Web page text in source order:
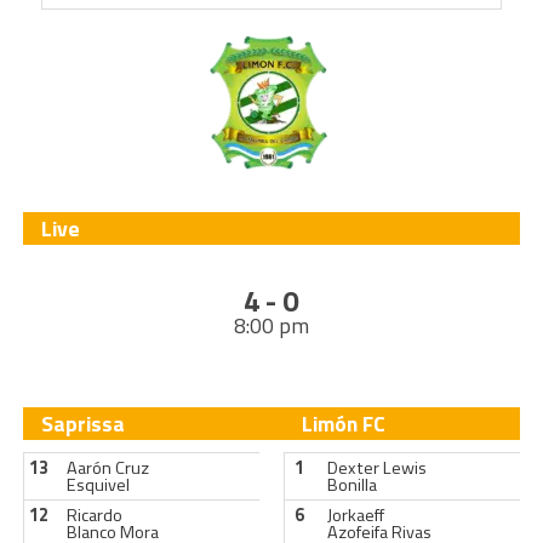
Live
4 - 0
8:00 pm
Saprissa
13 Aarón Cruz
Esquivel
12
Ricardo
Blanco Mora
Limón FC
1 Dexter Lewis
Bonilla
6
Jorkaeff
Azofeifa Rivas